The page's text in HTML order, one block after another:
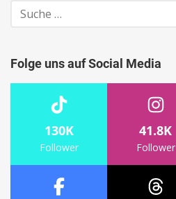
Suche
nach:
Folge uns auf Social Media
130K
Follower
41.8K
Follower